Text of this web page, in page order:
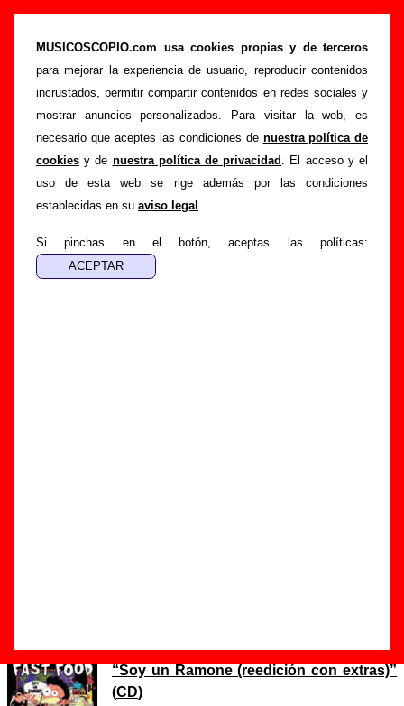
MUSICOSCOPIO.com usa cookies propias y de terceros
para mejorar la experiencia de usuario, reproducir contenidos
incrustados, permitir compartir contenidos en redes sociales y
mostrar anuncios personalizados. Para visitar la web, es
necesario que aceptes las condiciones de nuestra política de
cookies y de nuestra política de privacidad . El acceso y el
uso de esta web se rige además por las condiciones
establecidas en su aviso legal .
Si pinchas en el botón, aceptas las políticas:
“Me and The Ronettes”, canción de Fast Food
(Letra e información)
Portada >Fast Food >Canciones >Me and The Ronettes
Esta página pretende recopilar todo tipo de información
sobre lacanción "Me and The Ronettes" interpretada por
Fast Food. Además de su letra, también aparecerá
información sobre el autor o los autores, sobre los discos en
los que está incluido este tema, sobre la grabación del
encuentras errores o tienes información adicional, puedes
ayudar a
completar esta información
“Soy un Ramone (reedición con extras)”
(CD)